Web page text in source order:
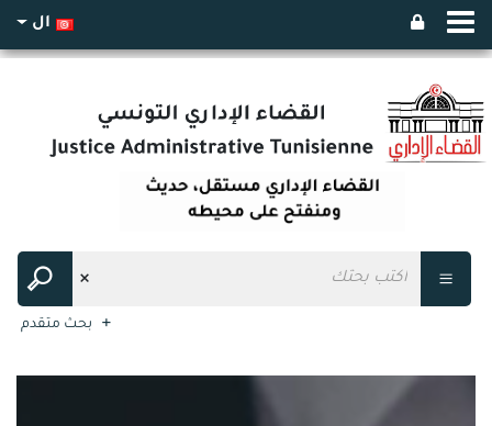
ال
بحث متقدم